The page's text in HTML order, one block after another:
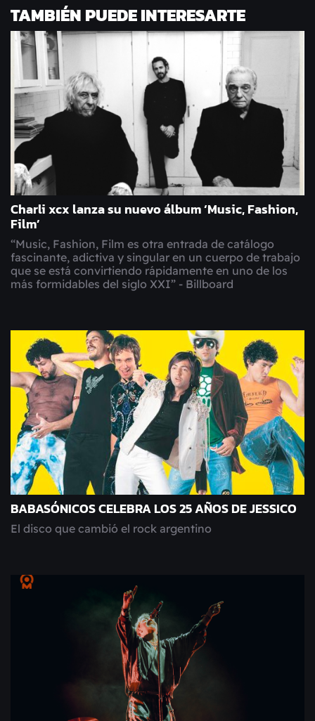
TAMBIÉN PUEDE INTERESARTE
Charli xcx lanza su nuevo álbum ‘Music, Fashion,
Film’
“Music, Fashion, Film es otra entrada de catálogo
fascinante, adictiva y singular en un cuerpo de trabajo
que se está convirtiendo rápidamente en uno de los
más formidables del siglo XXI” - Billboard
BABASÓNICOS CELEBRA LOS 25 AÑOS DE JESSICO
El disco que cambió el rock argentino